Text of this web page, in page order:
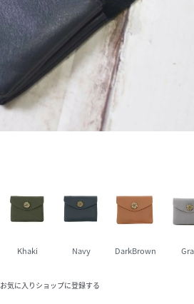
Khaki Navy DarkBrown
お気に入りショップに登録する